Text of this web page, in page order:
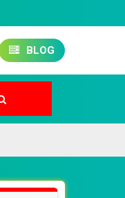
BLOG